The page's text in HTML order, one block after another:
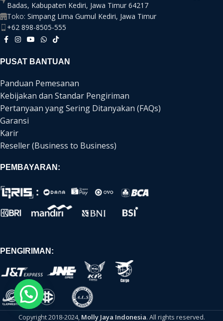
Badas, Kabupaten Kediri, Jawa Timur 64217
Toko: Simpang Lima Gumul Kediri, Jawa Timur
+62 898-8505-555
PUSAT BANTUAN
Panduan Pemesanan
Kebijakan dan Standar Pengiriman
Pertanyaan yang Sering Ditanyakan (FAQs)
Garansi
Karir
Reseller (Business to Business)
PEMBAYARAN:
PENGIRIMAN:
Copyright 2018-2024, Molly Jaya Indonesia. All rights reserved.